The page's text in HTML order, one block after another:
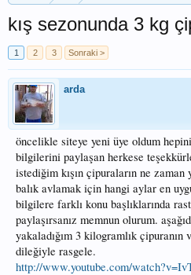
kış sezonunda 3 kg
1 2 3 Sonraki >
arda
öncelikle siteye yeni üye oldum
bilgilerini paylaşan herkese
istediğim kışın çipuraların ne zaman
balık avlamak için hangi aylar en
bilgilere farklı konu başlıklarında
paylaşırsanız memnun olurum.
yakaladığım 3 kilogramlık çipuranın
dileğiyle rasgele.
http://www.youtube.com/